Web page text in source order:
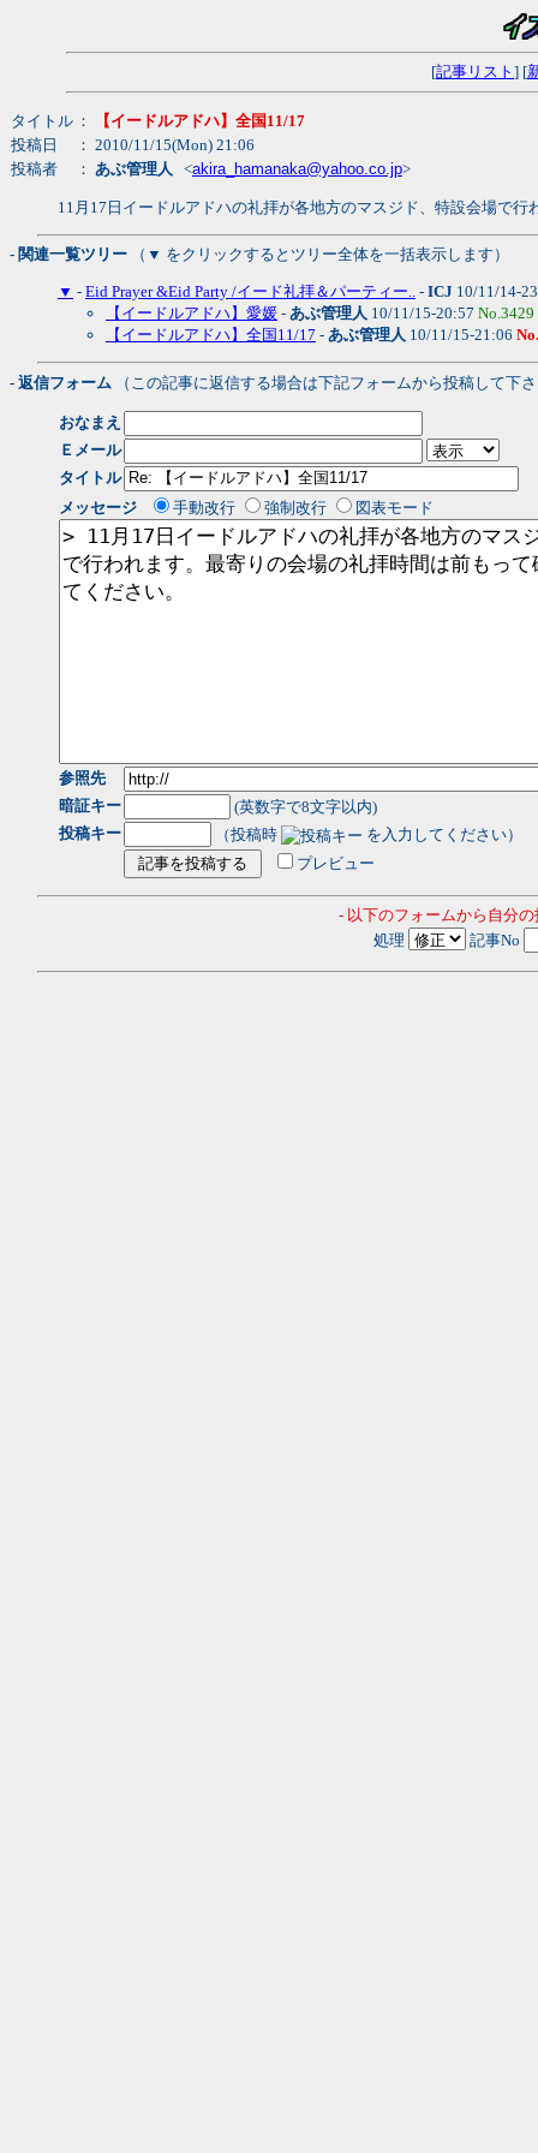
[記事リスト ] [
タイトル ：
【イードルアドハ】全国11/17
投稿日
： 2010/11/15(Mon) 21:06
投稿者
： あぶ管理人 <akira_hamanaka@yahoo.co.jp>
11月17日イードルアドハの礼拝が各地方のマスジド、特設会場で
- 関連一覧ツリー （▼ をクリックするとツリー全体を一括表示します）
▼ - Eid Prayer &Eid Party /イード礼拝＆パーティー.. - ICJ 10/11/14-
【イードルアドハ】愛媛 - あぶ管理人 10/11/15-20:57 No.3429
【イードルアドハ】全国11/17 - あぶ管理人 10/11/15-21:06
- 返信フォーム （この記事に返信する場合は下記フォームから投稿して下
おなまえ
Ｅメール
タイトル
メッセージ
手動改行 強制改行 図表モード
参照先
暗証キー
(英数字で8文字以内)
投稿キー
（投稿時
を入力してください）
プレビュー
- 以下のフォームから自分
処理
記事No